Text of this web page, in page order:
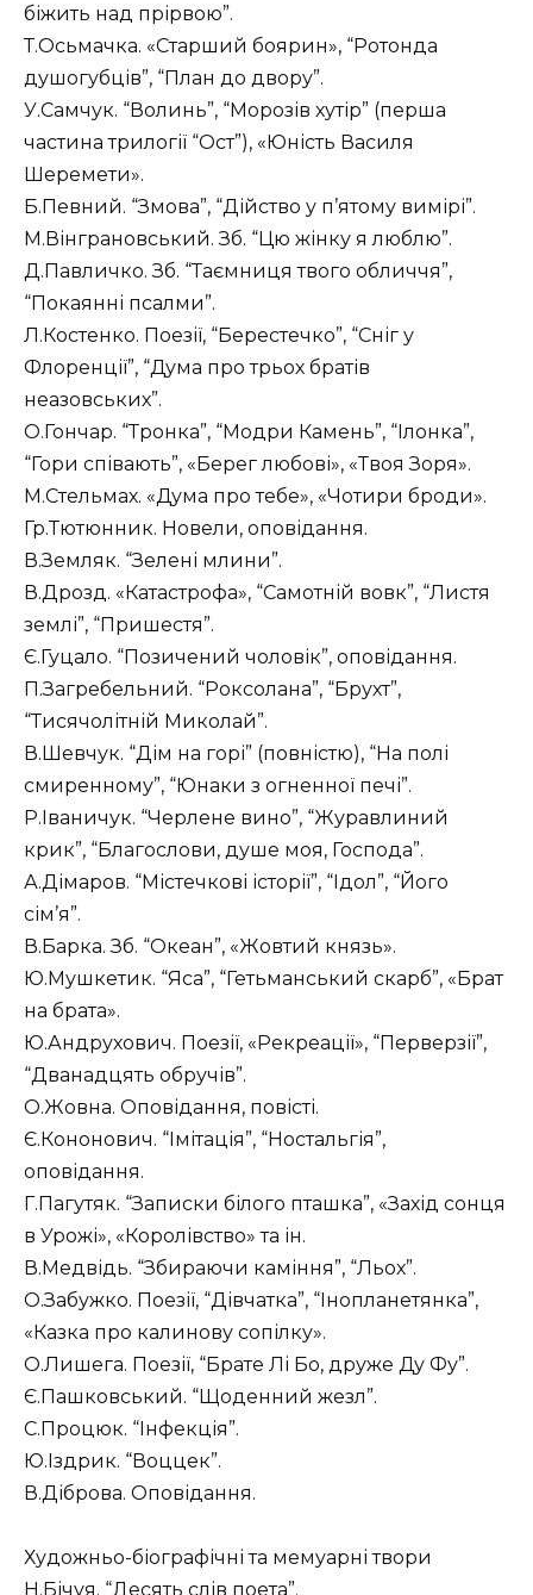
біжить над прірвою”.
Т.Осьмачка. «Старший боярин», “Ротонда
душогубців”, “План до двору”.
У.Самчук. “Волинь”, “Морозів хутір” (перша
частина трилогії “Ост”), «Юність Василя
Шеремети».
Б.Певний. “Змова”, “Дійство у п’ятому вимірі”.
М.Вінграновський. Зб. “Цю жінку я люблю”.
Д.Павличко. Зб. “Таємниця твого обличчя”,
“Покаянні псалми”.
Л.Костенко. Поезії, “Берестечко”, “Сніг у
Флоренції”, “Дума про трьох братів
неазовських”.
О.Гончар. “Тронка”, “Модри Камень”, “Ілонка”,
“Гори співають”, «Берег любові», «Твоя Зоря».
М.Стельмах. «Дума про тебе», «Чотири броди».
Гр.Тютюнник. Новели, оповідання.
В.Земляк. “Зелені млини”.
В.Дрозд. «Катастрофа», “Самотній вовк”, “Листя
землі”, “Пришестя”.
Є.Гуцало. “Позичений чоловік”, оповідання.
П.Загребельний. “Роксолана”, “Брухт”,
“Тисячолітній Миколай”.
В.Шевчук. “Дім на горі” (повністю), “На полі
смиренному”, “Юнаки з огненної печі”.
Р.Іваничук. “Черлене вино”, “Журавлиний
крик”, “Благослови, душе моя, Господа”.
А.Дімаров. “Містечкові історії”, “Ідол”, “Його
сім’я”.
В.Барка. Зб. “Океан”, «Жовтий князь».
Ю.Мушкетик. “Яса”, “Гетьманський скарб”, «Брат
на брата».
Ю.Андрухович. Поезії, «Рекреації», “Перверзії”,
“Дванадцять обручів”.
О.Жовна. Оповідання, повісті.
Є.Кононович. “Імітація”, “Ностальгія”,
оповідання.
Г.Пагутяк. “Записки білого пташка”, «Захід сонця
в Урожі», «Королівство» та ін.
В.Медвідь. “Збираючи каміння”, “Льох”.
О.Забужко. Поезії, “Дівчатка”, “Інопланетянка”,
«Казка про калинову сопілку».
О.Лишега. Поезії, “Брате Лі Бо, друже Ду Фу”.
Є.Пашковський. “Щоденний жезл”.
С.Процюк. “Інфекція”.
Ю.Іздрик. “Воццек”.
В.Діброва. Оповідання.
Художньо-біографічні та мемуарні твори
Н.Бічуя. “Десять слів поета”.